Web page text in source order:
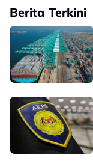
Berita Terkini